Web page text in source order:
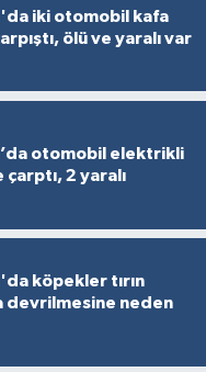
iki otomobil kafa
ölü ve yaralı var
otomobil elektrikli
2 yaralı
köpekler tırın
devrilmesine neden